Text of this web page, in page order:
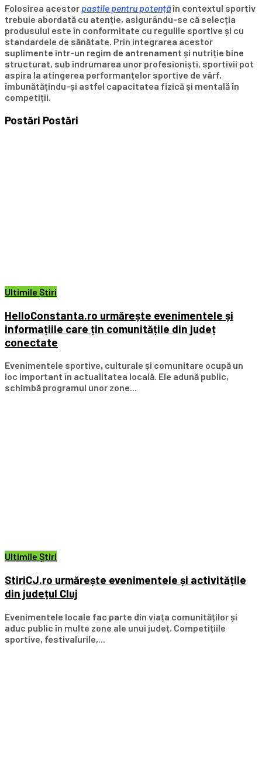
Folosirea acestor pastile pentru potențăîn contextul sportiv
trebuie abordată cu atenție, asigurându-se că selecția
produsului este în conformitate cu regulile sportive și cu
standardele de sănătate. Prin integrarea acestor
suplimente într-un regim de antrenament și nutriție bine
structurat, sub îndrumarea unor profesioniști, sportivii pot
aspira la atingerea performanțelor sportive de vârf,
îmbunătățindu-și astfel capacitatea fizică și mentală în
competiții.
Postări Postări
Ultimile Știri
HelloConstanta.ro urmărește evenimentele și
informațiile care țin comunitățile din județ
conectate
Evenimentele sportive, culturale și comunitare ocupă un
loc important în actualitatea locală. Ele adună public,
schimbă programul unor zone...
Ultimile Știri
StiriCJ.ro urmărește evenimentele și activitățile
din județul Cluj
Evenimentele locale fac parte din viața comunităților și
aduc public în multe zone ale unui județ. Competițiile
sportive, festivalurile,...